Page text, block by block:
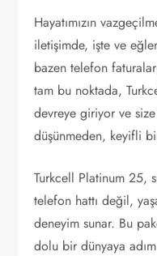
Hayatımızın
iletişimde, işte ve
bazen telefon
tam bu noktada,
devreye giriyor ve size
düşünmeden, keyifli
Turkcell Platinum 25,
telefon hattı değil,
deneyim sunar. Bu
dolu bir dünyaya adım